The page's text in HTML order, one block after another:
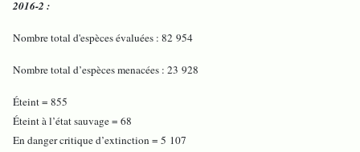
2016-2 :
Nombre total d'espèces évaluées : 82 954
Nombre total d’espèces menacées : 23 928
Éteint = 855
Éteint à l’état sauvage = 68
En danger critique d’extinction = 5 107